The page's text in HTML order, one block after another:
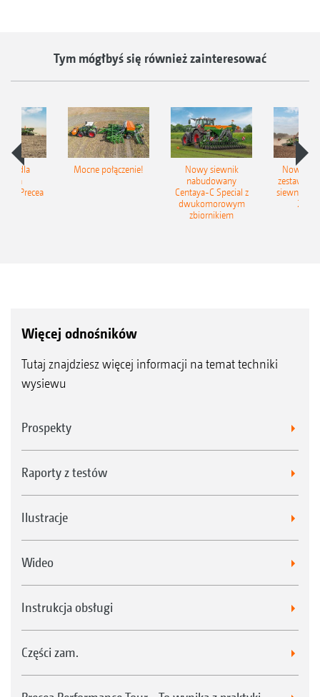
Tym mógłbyś się również zainteresować
dla
Precea
Mocne połączenie!
Nowy siewnik
nabudowany
Centaya-C Special z
dwukomorowym
zbiornikiem
Nowy
zestaw
siewny
2C
Więcej odnośników
Tutaj znajdziesz więcej informacji na temat techniki
wysiewu
Prospekty
Raporty z testów
Ilustracje
Wideo
Instrukcja obsługi
Części zam.